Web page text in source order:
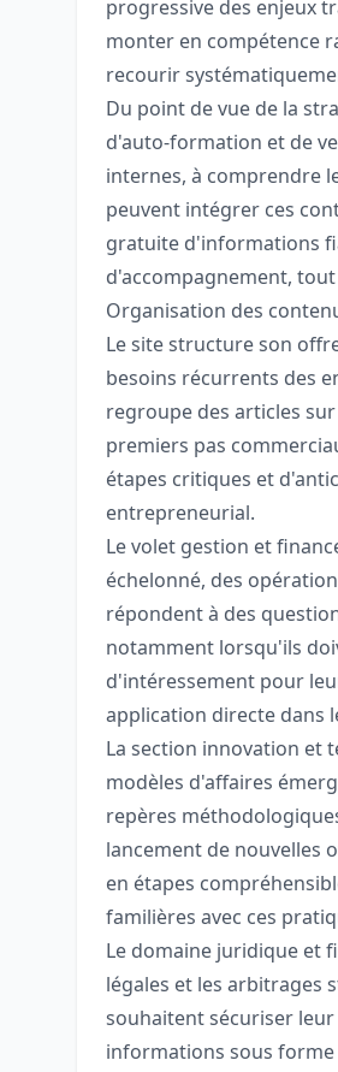
progressive des enjeux
monter en compétence
recourir
Du point de vue de la
d'auto-formation et de
internes, à comprendre
peuvent intégrer ces
gratuite d'informations
d'accompagnement,
Organisation des
Le site structure son
besoins récurrents des
regroupe des articles
premiers pas
étapes critiques et
entrepreneurial.
Le volet gestion et
échelonné, des
répondent à des
notamment lorsqu'ils
d'intéressement pour
application directe dans
La section innovation et
modèles d'affaires
repères
lancement de nouvelles
en étapes
familières avec ces
Le domaine juridique et
légales et les arbitrages
souhaitent sécuriser
informations sous